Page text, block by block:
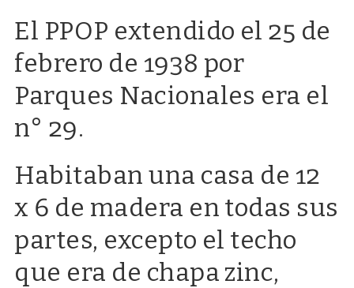
El PPOP extendido el 25 de
febrero de 1938 por
Parques Nacionales era el
n° 29.
Habitaban una casa de 12
x 6 de madera en todas sus
partes, excepto el techo
que era de chapa zinc,